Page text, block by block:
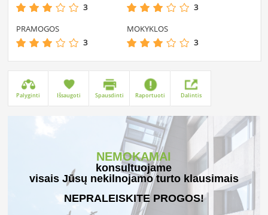
3
3
PRAMOGOS
3
MOKYKLOS
3
Palyginti Išsaugoti Spausdinti Raportuoti Dalintis
NEMOKAMAI
konsultuojame
visais Jūsų nekilnojamo turto klausimais
NEPRALEISKITE PROGOS!